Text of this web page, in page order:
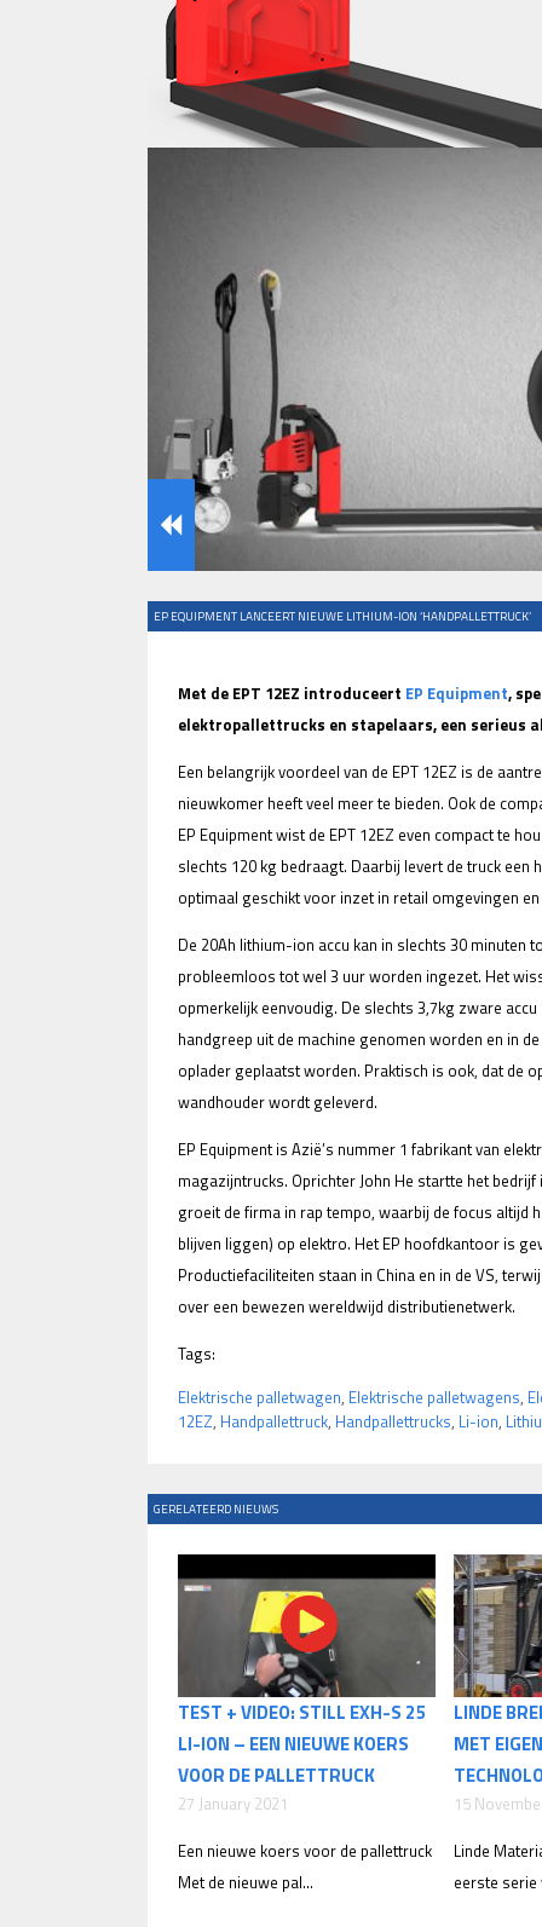
EP EQUIPMENT LANCEERT NIEUWE LITHIUM-ION ‘HANDPALLETTRUCK’
Met de EPT 12EZ introduceert EP Equipment,
elektropallettrucks en stapelaars, een serieus
Een belangrijk voordeel van de EPT 12EZ is de
nieuwkomer heeft veel meer te bieden. Ook de
EP Equipment wist de EPT 12EZ even compact te
slechts 120 kg bedraagt. Daarbij levert de truck een
optimaal geschikt voor inzet in retail omgevingen
De 20Ah lithium-ion accu kan in slechts 30 minuten
probleemloos tot wel 3 uur worden ingezet. Het
opmerkelijk eenvoudig. De slechts 3,7kg zware
handgreep uit de machine genomen worden en in
oplader geplaatst worden. Praktisch is ook, dat de
wandhouder wordt geleverd.
EP Equipment is Azië’s nummer 1 fabrikant van
magazijntrucks. Oprichter John He startte het bedrijf
groeit de firma in rap tempo, waarbij de focus altijd
blijven liggen) op elektro. Het EP hoofdkantoor is
Productiefaciliteiten staan in China en in de VS,
over een bewezen wereldwijd distributienetwerk.
Tags:
Elektrische palletwagen, Elektrische palletwagens,
12EZ, Handpallettruck, Handpallettrucks, Li-ion,
GERELATEERD NIEUWS
TEST + VIDEO: STILL EXH-S 25
LI-ION – EEN NIEUWE KOERS
VOOR DE PALLETTRUCK
27 January 2021
Een nieuwe koers voor de pallettruck
Met de nieuwe pal...
LINDE
MET
15
Linde
eerste serie